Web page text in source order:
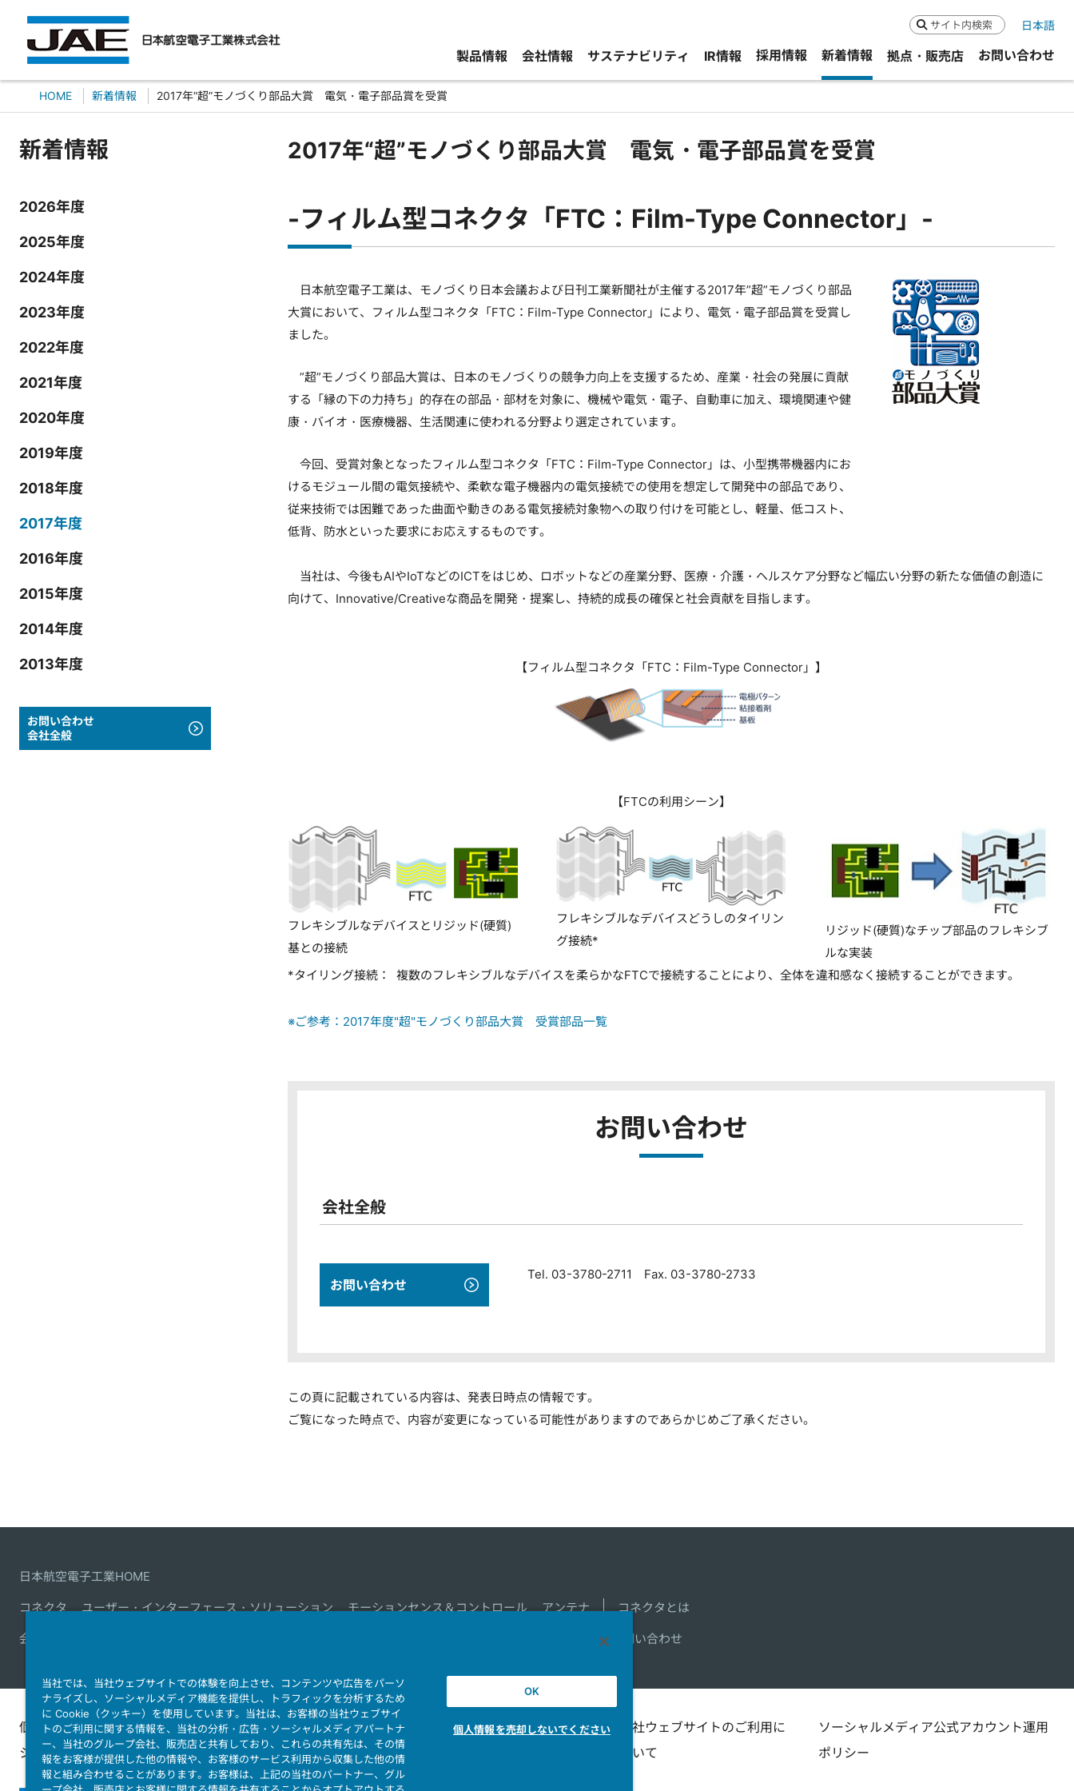
検索 日本語
製品情報 会社情報 サステナビリティ IR情報 採用情報 新着情報 拠点・販売店 お問い合わせ
HOME 新着情報 2017年“超”モノづくり部品大賞 電気・電子部品賞を受賞
新着情報
2026年度
2025年度
2024年度
2023年度
2022年度
2021年度
2020年度
2019年度
2018年度
2017年度
2016年度
2015年度
2014年度
2013年度
お問い合わせ
会社全般
2017年“超”モノづくり部品大賞 電気・電子部品賞を受賞
-フィルム型コネクタ「FTC：Film-Type Connector」-
日本航空電子工業は、モノづくり日本会議および日刊工業新聞社が主催する2017年”超”モノづくり部品
大賞において、フィルム型コネクタ「FTC：Film-Type Connector」により、電気・電子部品賞を受賞し
ました。
”超”モノづくり部品大賞は、日本のモノづくりの競争力向上を支援するため、産業・社会の発展に貢献
する「縁の下の力持ち」的存在の部品・部材を対象に、機械や電気・電子、自動車に加え、環境関連や健
康・バイオ・医療機器、生活関連に使われる分野より選定されています。
今回、受賞対象となったフィルム型コネクタ「FTC：Film-Type Connector」は、小型携帯機器内にお
けるモジュール間の電気接続や、柔軟な電子機器内の電気接続での使用を想定して開発中の部品であり、
従来技術では困難であった曲面や動きのある電気接続対象物への取り付けを可能とし、軽量、低コスト、
低背、防水といった要求にお応えするものです。
当社は、今後もAIやIoTなどのICTをはじめ、ロボットなどの産業分野、医療・介護・ヘルスケア分野など幅広い分野の新たな価値の創造に
向けて、Innovative/Creativeな商品を開発・提案し、持続的成長の確保と社会貢献を目指します。
【フィルム型コネクタ「FTC：Film-Type Connector」】
【FTCの利用シーン】
フレキシブルなデバイスとリジッド(硬質)
基との接続
フレキシブルなデバイスどうしのタイリン
グ接続*
リジッド(硬質)なチップ部品のフレキシブ
ルな実装
*タイリング接続： 複数のフレキシブルなデバイスを柔らかなFTCで接続することにより、全体を違和感なく接続することができます。
※ご参考：2017年度"超"モノづくり部品大賞 受賞部品一覧
お問い合わせ
会社全般
お問い合わせ
Tel. 03-3780-2711 Fax. 03-3780-2733
この頁に記載されている内容は、発表日時点の情報です。
ご覧になった時点で、内容が変更になっている可能性がありますのであらかじめご了承ください。
日本航空電子工業HOME
コネクタ ユーザー・インターフェース・ソリューション モーションセンス＆コントロール アンテナ コネクタとは
会社情報 お問い合わせ
個人情報保護ポリ
シー
JAE Cookie
Policy
ウェブアクセシビリテ
ィ方針
マイナンバー情報保護ポ
当社ウェブサイトのご利用に
ついて
ソーシャルメディア公式アカウント運用
ポリシー
当社では、当社ウェブサイトでの体験を向上させ、コンテンツや広告をパーソ
ナライズし、ソーシャルメディア機能を提供し、トラフィックを分析するため
に Cookie（クッキー）を使用しています。当社は、お客様の当社ウェブサイ
トのご利用に関する情報を、当社の分析・広告・ソーシャルメディアパートナ
ー、当社のグループ会社、販売店と共有しており、これらの共有先は、その情
報をお客様が提供した他の情報や、お客様のサービス利用から収集した他の情
報と組み合わせることがあります。お客様は、上記の当社のパートナー、グル
OK
個人情報を売却しないでください